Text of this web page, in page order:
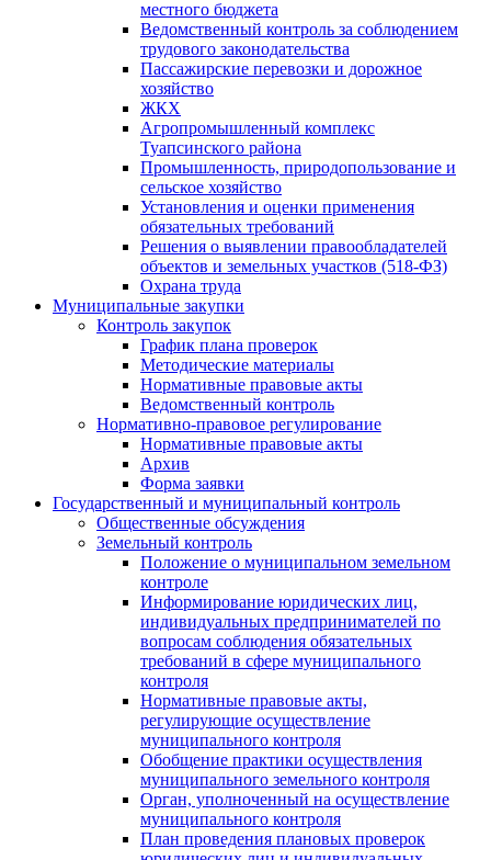
местного бюджета
Ведомственный контроль за соблюдением
трудового законодательства
Пассажирские перевозки и дорожное
хозяйство
ЖКХ
Агропромышленный комплекс
Туапсинского района
Промышленность, природопользование и
сельское хозяйство
Установления и оценки применения
обязательных требований
Решения о выявлении правообладателей
объектов и земельных участков (518-ФЗ)
Охрана труда
Муниципальные закупки
Контроль закупок
График плана проверок
Методические материалы
Нормативные правовые акты
Ведомственный контроль
Нормативно-правовое регулирование
Нормативные правовые акты
Архив
Форма заявки
Государственный и муниципальный контроль
Общественные обсуждения
Земельный контроль
Положение о муниципальном земельном
контроле
Информирование юридических лиц,
индивидуальных предпринимателей по
вопросам соблюдения обязательных
требований в сфере муниципального
контроля
Нормативные правовые акты,
регулирующие осуществление
муниципального контроля
Обобщение практики осуществления
муниципального земельного контроля
Орган, уполноченный на осуществление
муниципального контроля
План проведения плановых проверок